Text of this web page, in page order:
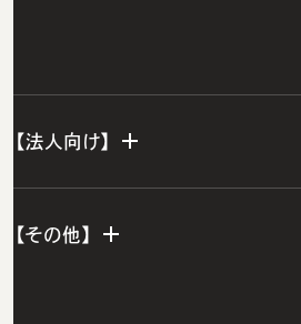
【法人向け】
【その他】